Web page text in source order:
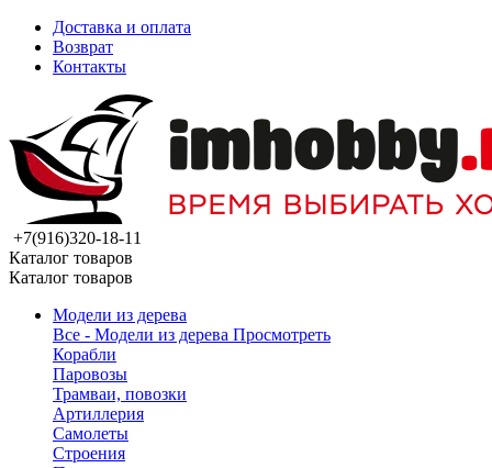
Доставка и оплата
Возврат
Контакты
+7(916)320-18-11
Каталог товаров
Каталог товаров
Модели из дерева
Все - Модели из дерева Просмотреть
Корабли
Паровозы
Трамваи, повозки
Артиллерия
Самолеты
Строения